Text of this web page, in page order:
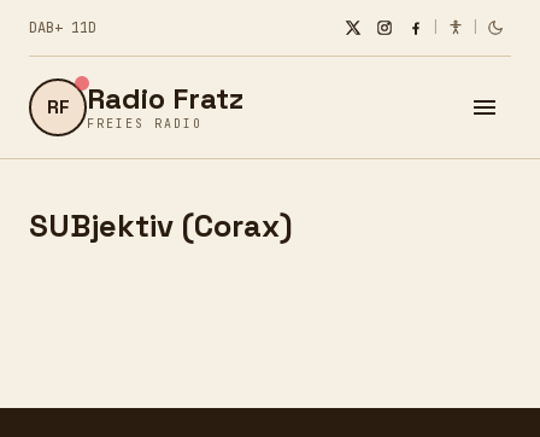
DAB+ 11D
RF Radio Fratz
FREIES RADIO
SUBjektiv (Corax)